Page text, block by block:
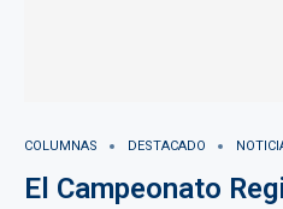
COLUMNAS DESTACADO
El Campeonato